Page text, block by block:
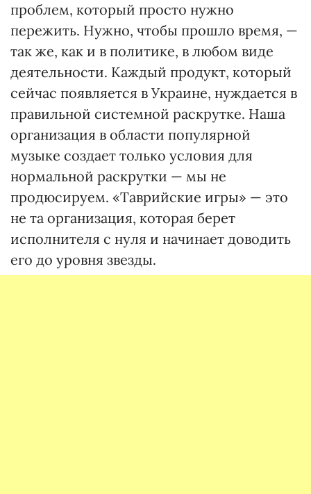
проблем, который просто нужно
пережить. Нужно, чтобы прошло время, —
так же, как и в политике, в любом виде
деятельности. Каждый продукт, который
сейчас появляется в Украине, нуждается в
правильной системной раскрутке. Наша
организация в области популярной
музыке создает только условия для
нормальной раскрутки — мы не
продюсируем. «Таврийские игры» — это
не та организация, которая берет
исполнителя с нуля и начинает доводить
его до уровня звезды.